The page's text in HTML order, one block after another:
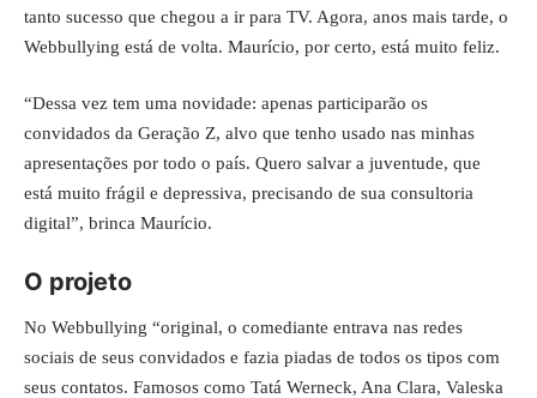
tanto sucesso que chegou a ir para TV. Agora, anos mais tarde, o
Webbullying está de volta. Maurício, por certo, está muito feliz.
“Dessa vez tem uma novidade: apenas participarão os
convidados da Geração Z, alvo que tenho usado nas minhas
apresentações por todo o país. Quero salvar a juventude, que
está muito frágil e depressiva, precisando de sua consultoria
digital”, brinca Maurício.
O projeto
No Webbullying “original, o comediante entrava nas redes
sociais de seus convidados e fazia piadas de todos os tipos com
seus contatos. Famosos como Tatá Werneck, Ana Clara, Valeska